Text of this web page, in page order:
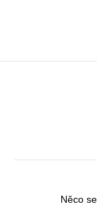
Něco